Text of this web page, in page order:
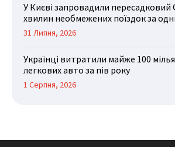
У Києві запровадили пересадковий
хвилин необмежених поїздок за
31 Липня, 2026
Українці витратили майже 100
легкових авто за пів року
1 Серпня, 2026